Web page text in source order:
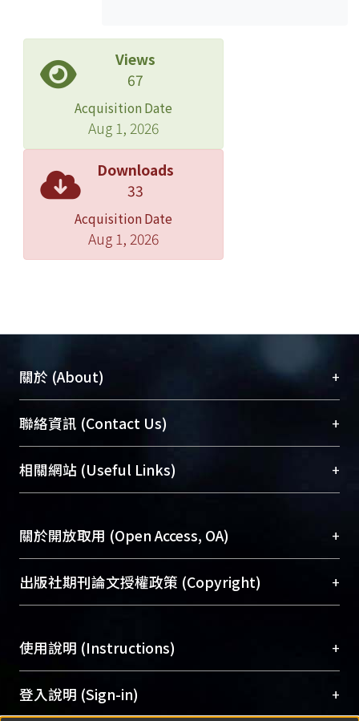
Views
67
Acquisition Date
Aug 1, 2026
Downloads
33
Acquisition Date
Aug 1, 2026
關於 (About) +
臺大位居世界頂尖大學之列，為永久珍藏及向國際
展現本校豐碩的研究成果及學術能量，圖書館整合
機構典藏（NTUR）與學術庫（AH）不同功能平
台，成為臺大學術典藏NTU scholars。期能整合研
成果。
To permanently archive and promote researcher
profiles and scholarly works, Library integrates the
services of “NTU Repository” with “Academic
聯絡資訊 (Contact Us) +
總館學科館員(Main Library)
醫學圖書館學科館員(Medical Library)
Sciences Library)
相關網站 (Useful Links) +
關於開放取用 (Open Access, OA) +
開放取用是從使用者角度提升資訊取用性的社會運
動，應用在學術研究上是透過將研究著作公開供使
用逐年攀升。同時可加速研究發展、提升研究影響
Archive）平台。 （點選深入了解OA）
出版社期刊論文授權政策 (Copyright) +
含部分內容的版權非匯入者所有，或由第三方贊
助與合作完成，請確認該版權所有者及第三方同
意提供此授權。
Please represent that the submission is your
使用說明 (Instructions) +
網站簡介(Quickstart Guide)
使用手冊(Instruction Manual)
登入說明 (Sign-in) +